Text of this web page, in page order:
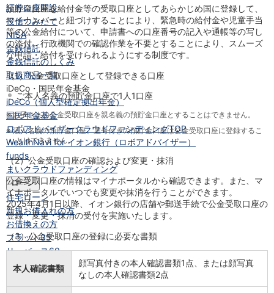
証券口座開設
投信つみたて
NISA
金銭信託
金銭信託のしくみ
取扱商品一覧
iDeCo・国民年金基金
iDeCo（個人型確定拠出年金）
国民年金基金
ロボアドバイザークラウドファンディングTOP
WealthNavi for イオン銀行（ロボアドバイザー）
funds
まいクラウドファンディング
ローン
住宅ローン
新規お借入れの方
お借換えの方
フラット35
リ・バース60
カードローン
預貯金口座を給付金等の受取口座としてあらかじめ国に登録して、
マイナンバーと紐づけすることにより、緊急時の給付金や児童手当
等の公金給付について、申請書への口座番号の記入や通帳等の写し
の添付、行政機関での確認作業を不要とすることにより、スムーズ
な申請・給付を受けられるようにする制度です。
（1）公金受取口座として登録できる口座
ご本人名義の預貯金口座で1人1口座
※お子さまの公金受取口座を親名義の預貯金口座とすることはできません。
※法人名義の預貯金口座、屋号付きの預貯金口座は公金受取口座に登録するこ
とはできません。
（2）公金受取口座の確認および変更・抹消
公金受取口座の情報はマイナポータルから確認できます。また、マ
イナポータルでいつでも変更や抹消を行うことができます。
2025年4月1日以降、イオン銀行の店舗や郵送手続で公金受取口座の
登録・変更・抹消の受付を実施いたします。
（3）公金受取口座の登録に必要な書類
本人確認書類
顔写真付きの本人確認書類1点、または顔写真
なしの本人確認書類2点